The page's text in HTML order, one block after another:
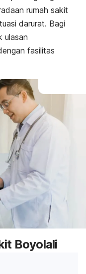
rumah sakit
darurat. Bagi
ulasan
fasilitas
Boyolali